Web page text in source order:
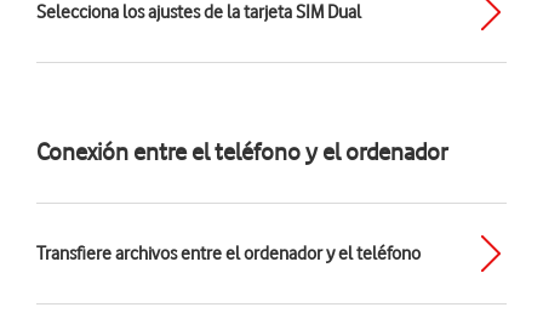
Selecciona los ajustes de la tarjeta SIM Dual
Conexión entre el teléfono y el ordenador
Transfiere archivos entre el ordenador y el teléfono